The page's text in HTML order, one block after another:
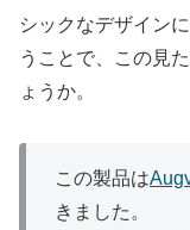
シックなデザイン
うことで、この見
ょうか。
この製品は
きました。